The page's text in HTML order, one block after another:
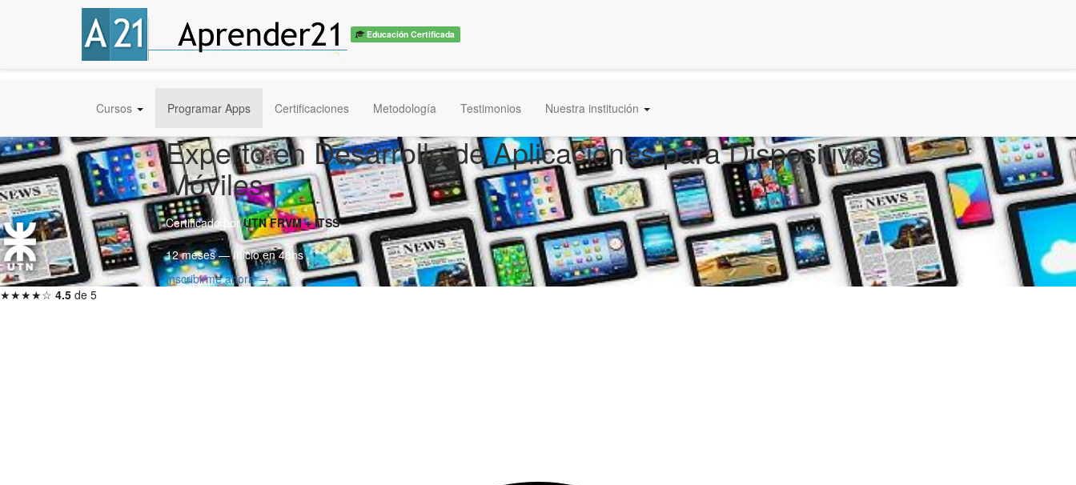
Educación Certificada
Cursos Programar Apps Certificaciones Metodología Testimonios Nuestra institución
Experto en Desarrollo de Aplicaciones para Dispositivos
Móviles
Certificado porUTN FRVM + ITSS
12 meses — Inicio en 48hs
Inscribirme ahora →
★★★★☆ 4.5 de 5